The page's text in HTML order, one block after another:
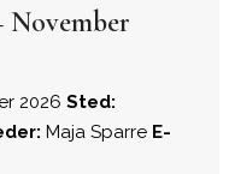
2026 Sted:
Maja Sparre E-